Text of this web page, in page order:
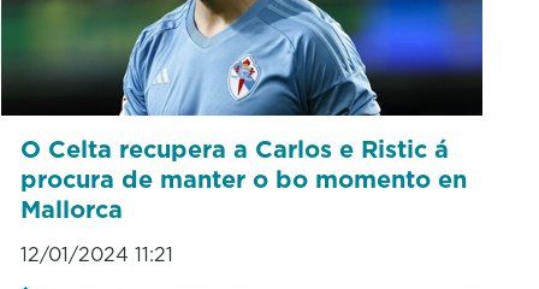
O Celta recupera a Carlos e Ristic á
procura de manter o bo momento en
Mallorca
12/01/2024 11:21